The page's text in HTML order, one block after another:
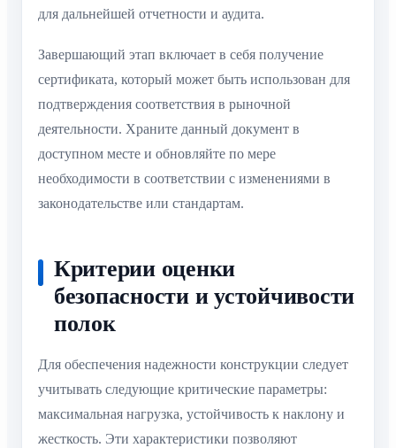
для дальнейшей отчетности и аудита.
Завершающий этап включает в себя получение
сертификата, который может быть использован для
подтверждения соответствия в рыночной
деятельности. Храните данный документ в
доступном месте и обновляйте по мере
необходимости в соответствии с изменениями в
законодательстве или стандартам.
Критерии оценки
безопасности и устойчивости
полок
Для обеспечения надежности конструкции следует
учитывать следующие критические параметры:
максимальная нагрузка, устойчивость к наклону и
жесткость. Эти характеристики позволяют